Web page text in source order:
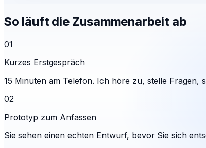
So läuft die Zusammenarbeit ab
01
Kurzes Erstgespräch
15 Minuten am Telefon. Ich höre zu, stelle Fragen,
02
Prototyp zum Anfassen
Sie sehen einen echten Entwurf, bevor Sie sich